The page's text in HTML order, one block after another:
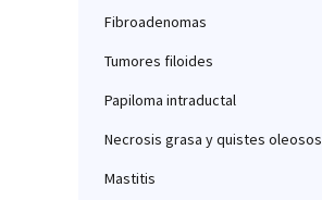
Fibroadenomas
Tumores filoides
Papiloma intraductal
Necrosis grasa y quistes oleosos
Mastitis